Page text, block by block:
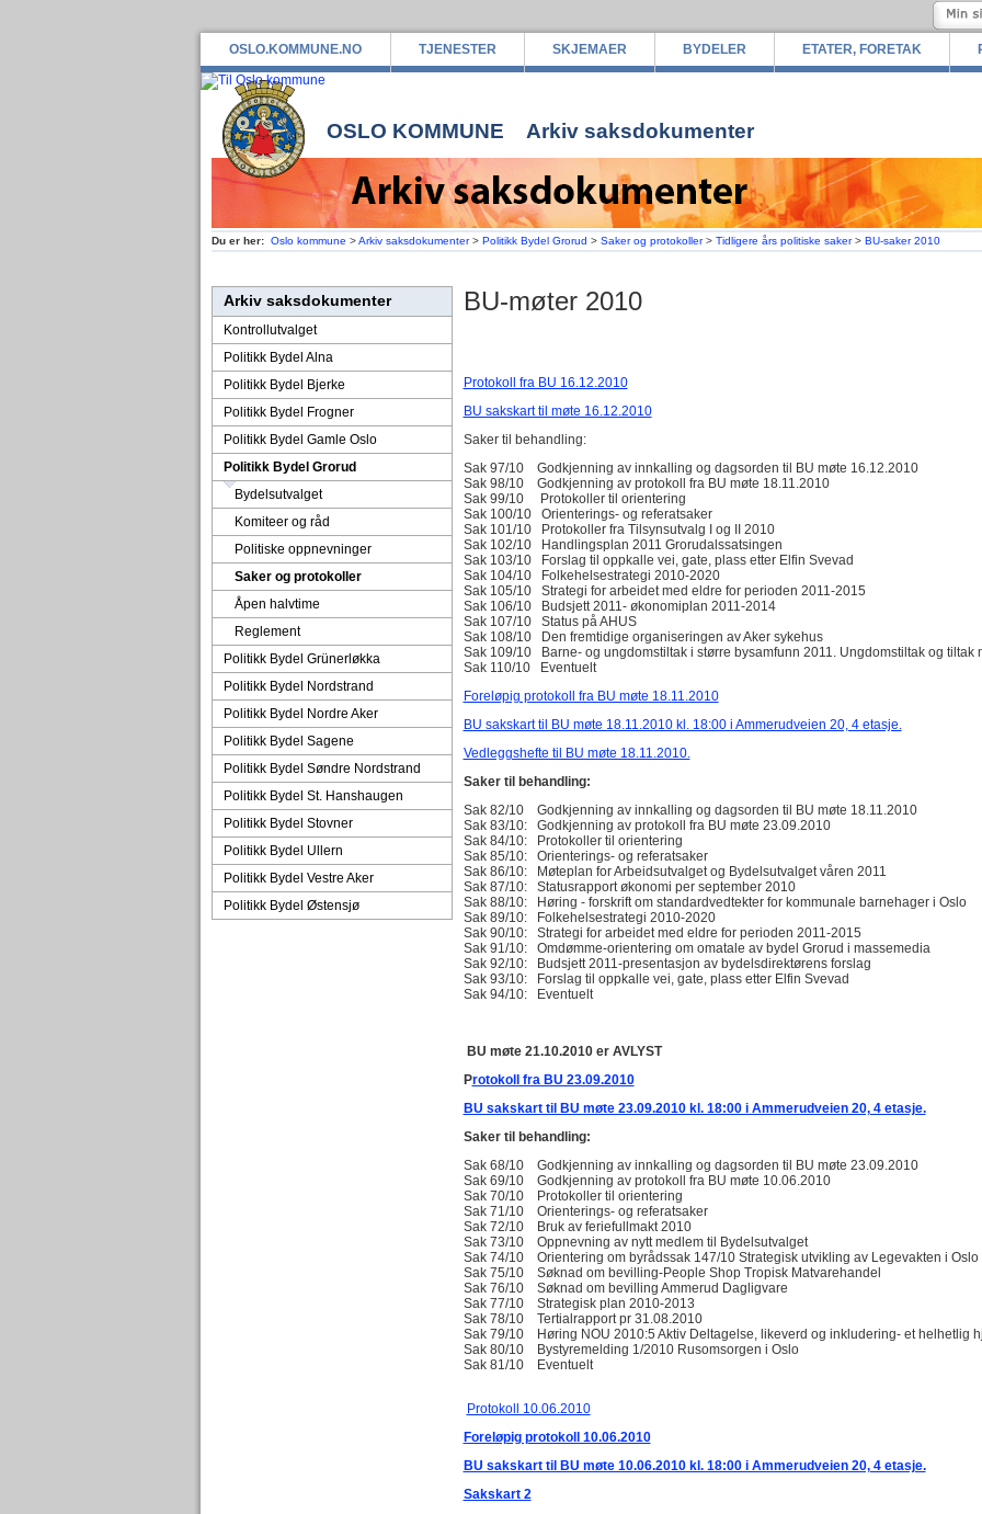
OSLO.KOMMUNE.NO TJENESTER SKJEMAER BYDELER ETATER, FORETAK
OSLO KOMMUNE Arkiv saksdokumenter
Du er her: Oslo kommune >Arkiv saksdokumenter> Politikk Bydel Grorud > Saker og protokoller> Tidligere års politiske saker> BU-saker 2010
Arkiv saksdokumenter
Kontrollutvalget
Politikk Bydel Alna
Politikk Bydel Bjerke
Politikk Bydel Frogner
Politikk Bydel Gamle Oslo
Politikk Bydel Grorud
Bydelsutvalget
Komiteer og råd
Politiske oppnevninger
Saker og protokoller
Åpen halvtime
Reglement
Politikk Bydel Grünerløkka
Politikk Bydel Nordstrand
Politikk Bydel Nordre Aker
Politikk Bydel Sagene
Politikk Bydel Søndre Nordstrand
Politikk Bydel St. Hanshaugen
Politikk Bydel Stovner
Politikk Bydel Ullern
Politikk Bydel Vestre Aker
Politikk Bydel Østensjø
BU-møter 2010
Protokoll fra BU 16.12.2010
BU sakskart til møte 16.12.2010
Saker til behandling:
Sak 97/10 Godkjenning av innkalling og dagsorden til BU møte 16.12.2010
Sak 98/10 Godkjenning av protokoll fra BU møte 18.11.2010
Sak 99/10 Protokoller til orientering
Sak 100/10 Orienterings- og referatsaker
Sak 101/10 Protokoller fra Tilsynsutvalg I og II 2010
Sak 102/10 Handlingsplan 2011 Grorudalssatsingen
Sak 103/10 Forslag til oppkalle vei, gate, plass etter Elfin Svevad
Sak 104/10 Folkehelsestrategi 2010-2020
Sak 105/10 Strategi for arbeidet med eldre for perioden 2011-2015
Sak 106/10 Budsjett 2011- økonomiplan 2011-2014
Sak 107/10 Status på AHUS
Sak 108/10 Den fremtidige organiseringen av Aker sykehus
Sak 109/10 Barne- og ungdomstiltak i større bysamfunn 2011. Ungdomstiltak og tiltak
Sak 110/10 Eventuelt
Foreløpig protokoll fra BU møte 18.11.2010
BU sakskart til BU møte 18.11.2010 kl. 18:00 i Ammerudveien 20, 4 etasje.
Vedleggshefte til BU møte 18.11.2010.
Saker til behandling:
Sak 82/10 Godkjenning av innkalling og dagsorden til BU møte 18.11.2010
Sak 83/10: Godkjenning av protokoll fra BU møte 23.09.2010
Sak 84/10: Protokoller til orientering
Sak 85/10: Orienterings- og referatsaker
Sak 86/10: Møteplan for Arbeidsutvalget og Bydelsutvalget våren 2011
Sak 87/10: Statusrapport økonomi per september 2010
Sak 88/10: Høring - forskrift om standardvedtekter for kommunale barnehager i Oslo
Sak 89/10: Folkehelsestrategi 2010-2020
Sak 90/10: Strategi for arbeidet med eldre for perioden 2011-2015
Sak 91/10: Omdømme-orientering om omatale av bydel Grorud i massemedia
Sak 92/10: Budsjett 2011-presentasjon av bydelsdirektørens forslag
Sak 93/10: Forslag til oppkalle vei, gate, plass etter Elfin Svevad
Sak 94/10: Eventuelt
BU møte 21.10.2010 er AVLYST
Protokoll fra BU 23.09.2010
BU sakskart til BU møte 23.09.2010 kl. 18:00 i Ammerudveien 20, 4 etasje.
Saker til behandling:
Sak 68/10 Godkjenning av innkalling og dagsorden til BU møte 23.09.2010
Sak 69/10 Godkjenning av protokoll fra BU møte 10.06.2010
Sak 70/10 Protokoller til orientering
Sak 71/10 Orienterings- og referatsaker
Sak 72/10 Bruk av feriefullmakt 2010
Sak 73/10 Oppnevning av nytt medlem til Bydelsutvalget
Sak 74/10 Orientering om byrådssak 147/10 Strategisk utvikling av Legevakten i Oslo
Sak 75/10 Søknad om bevilling-People Shop Tropisk Matvarehandel
Sak 76/10 Søknad om bevilling Ammerud Dagligvare
Sak 77/10 Strategisk plan 2010-2013
Sak 78/10 Tertialrapport pr 31.08.2010
Sak 79/10 Høring NOU 2010:5 Aktiv Deltagelse, likeverd og inkludering- et helhetlig
Sak 80/10 Bystyremelding 1/2010 Rusomsorgen i Oslo
Sak 81/10 Eventuelt
Protokoll 10.06.2010
Foreløpig protokoll 10.06.2010
BU sakskart til BU møte 10.06.2010 kl. 18:00 i Ammerudveien 20, 4 etasje.
Sakskart 2